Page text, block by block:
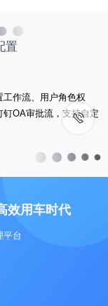
置
工作流、用户角色权
钉OA审批流，支持自定
效用车时代
平台